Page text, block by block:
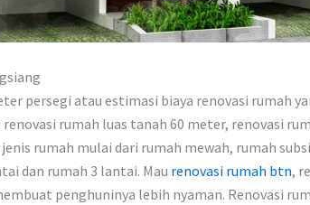
persegi atau estimasi biaya renovasi rumah
rumah luas tanah 60 meter, renovasi
rumah mulai dari rumah mewah, rumah
dan rumah 3 lantai. Mau renovasi rumah btn,
penghuninya lebih nyaman. Renovasi